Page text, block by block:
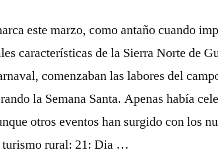
este marzo, como antaño cuando
características de la Sierra Norte de
comenzaban las labores del
la Semana Santa. Apenas había
otros eventos han surgido con los
turismo rural: 21: Dia …